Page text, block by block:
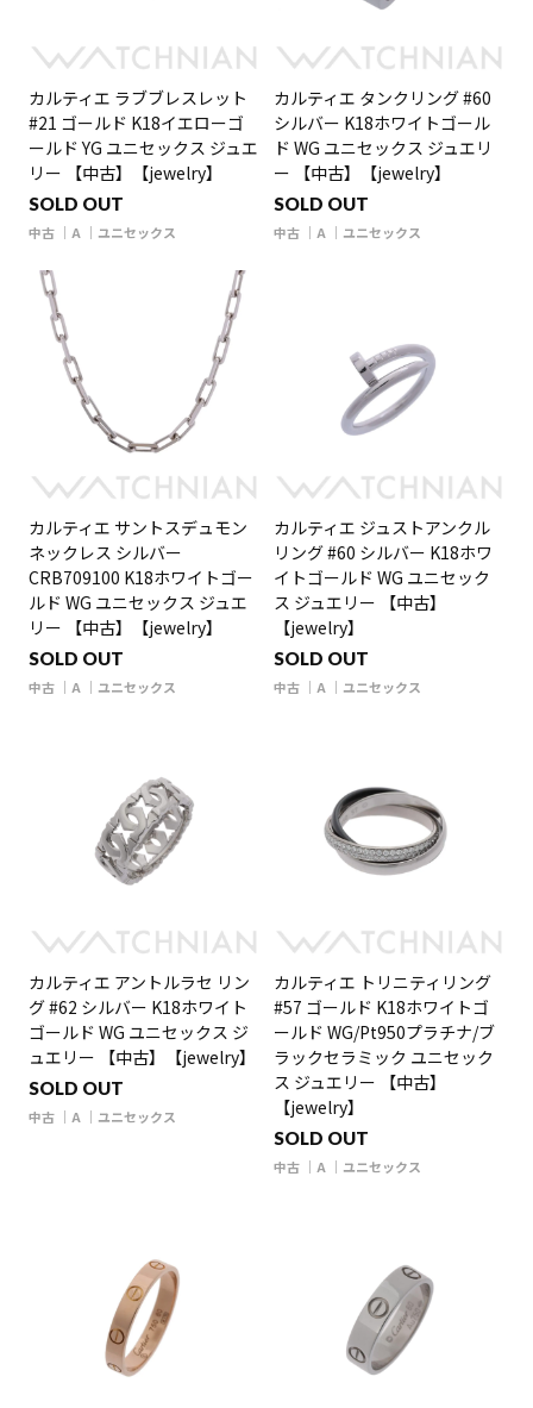
カルティエ ラブブレスレット
#21 ゴールド K18イエローゴ
ールド YG ユニセックス ジュエ
リー 【中古】【jewelry】
SOLD OUT
中古 A ユニセックス
カルティエ タンクリング #60
シルバー K18ホワイトゴール
ド WG ユニセックス ジュエリ
ー 【中古】【jewelry】
SOLD OUT
中古 A ユニセックス
カルティエ サントスデュモン
ネックレス シルバー
CRB709100 K18ホワイトゴー
ルド WG ユニセックス ジュエ
リー 【中古】【jewelry】
SOLD OUT
中古 A ユニセックス
カルティエ ジュストアンクル
リング #60 シルバー K18ホワ
イトゴールド WG ユニセック
ス ジュエリー 【中古】
【jewelry】
SOLD OUT
中古 A ユニセックス
カルティエ アントルラセ リン
グ #62 シルバー K18ホワイト
ゴールド WG ユニセックス ジ
ュエリー 【中古】【jewelry】
SOLD OUT
中古 A ユニセックス
カルティエ トリニティリング
#57 ゴールド K18ホワイトゴ
ールド WG/Pt950プラチナ/ブ
ラックセラミック ユニセック
ス ジュエリー 【中古】
【jewelry】
SOLD OUT
中古 A ユニセックス